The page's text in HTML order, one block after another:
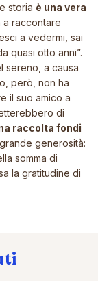
storia è una vera
a raccontare
a vedermi, sai
quasi otto anni”.
sereno, a causa
però, non ha
il suo amico a
di
raccolta fondi
generosità:
somma di
la gratitudine di